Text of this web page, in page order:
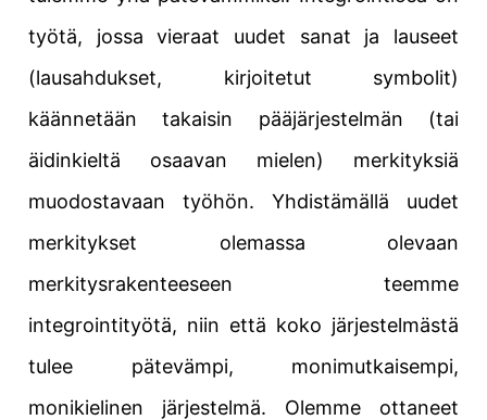
työtä, jossa vieraat uudet sanat ja lauseet
(lausahdukset, kirjoitetut symbolit)
käännetään takaisin pääjärjestelmän (tai
äidinkieltä osaavan mielen) merkityksiä
muodostavaan työhön. Yhdistämällä uudet
merkitykset olemassa olevaan
merkitysrakenteeseen teemme
integrointityötä, niin että koko järjestelmästä
tulee pätevämpi, monimutkaisempi,
monikielinen järjestelmä. Olemme ottaneet